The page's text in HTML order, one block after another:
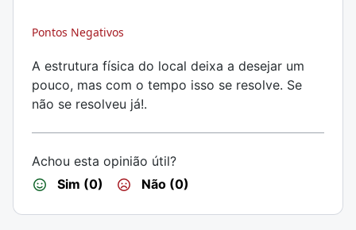
Pontos Negativos
A estrutura física do local deixa a desejar um
pouco, mas com o tempo isso se resolve. Se
não se resolveu já!.
Achou esta opinião útil?
Sim (0)
Não (0)